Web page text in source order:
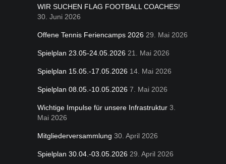
WIR SUCHEN FLAG FOOTBALL COACHES!
30. Juni 2026
Offene Tennis Feriencamps 2026 29. Mai 2026
Spielplan 23.05-24.05.2026 21. Mai 2026
Spielplan 15.05.-17.05.2026 14. Mai 2026
Spielplan 08.05.-10.05.2026 7. Mai 2026
Wichtige Impulse für unsere Infrastruktur 3.
Mai 2026
Mitgliederversammlung 30. April 2026
Spielplan 30.04.-03.05.2026 29. April 2026